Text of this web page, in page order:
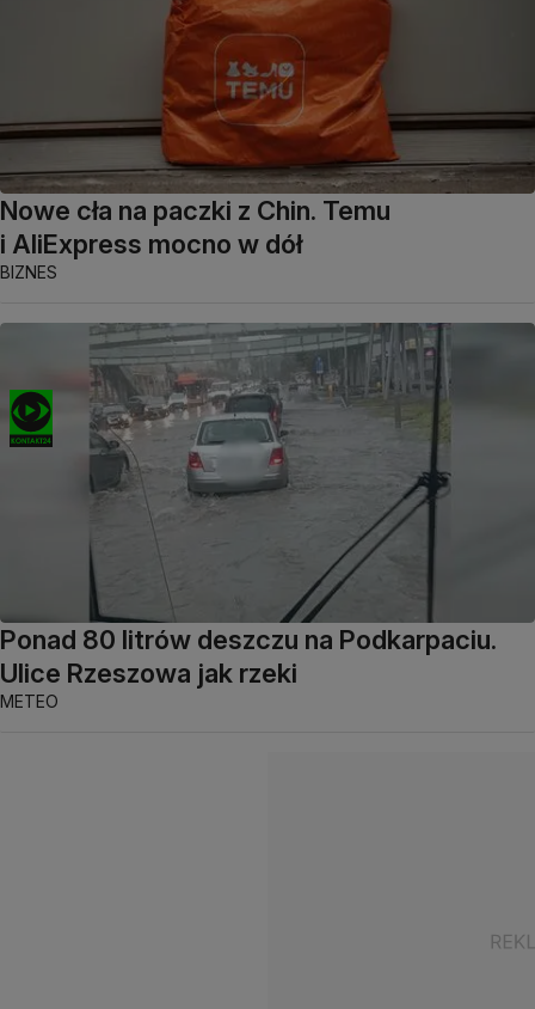
Nowe cła na paczki z Chin. Temu
i AliExpress mocno w dół
BIZNES
Ponad 80 litrów deszczu na Podkarpaciu.
Ulice Rzeszowa jak rzeki
METEO